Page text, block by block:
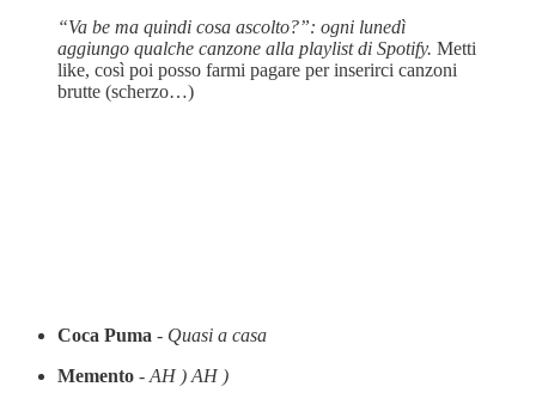
“Va be ma quindi cosa ascolto?”: ogni lunedì
aggiungo qualche canzone alla playlist di Spotify. Metti
like, così poi posso farmi pagare per inserirci canzoni
brutte (scherzo…)
Coca Puma - Quasi a casa
Memento - AH ) AH )